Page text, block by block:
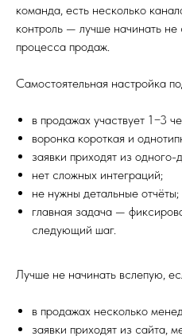
команда, есть несколько
контроль — лучше начинать
процесса продаж.
Самостоятельная настройка
в продажах участвует 1−3
воронка короткая и
заявки приходят из одного-
нет сложных интеграций;
не нужны детальные отчёты;
главная задача —
следующий шаг.
Лучше не начинать вслепую,
в продажах несколько
заявки приходят из сайта,